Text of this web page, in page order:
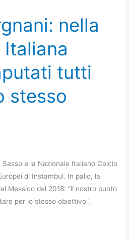
nella
tutti
stesso
Sasso e la Nazionale Italiano Calcio
di Instambul. In palio, la
Messico del 2018: “il nostro punto
per lo stesso obiettivo”.